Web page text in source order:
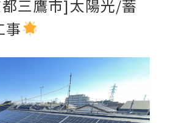
三鷹市]太陽光/蓄
事